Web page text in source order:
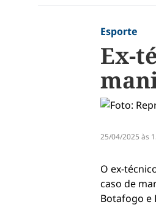
Esporte
Ex-
25/04/2025 às
O ex-
caso de
Botafogo e